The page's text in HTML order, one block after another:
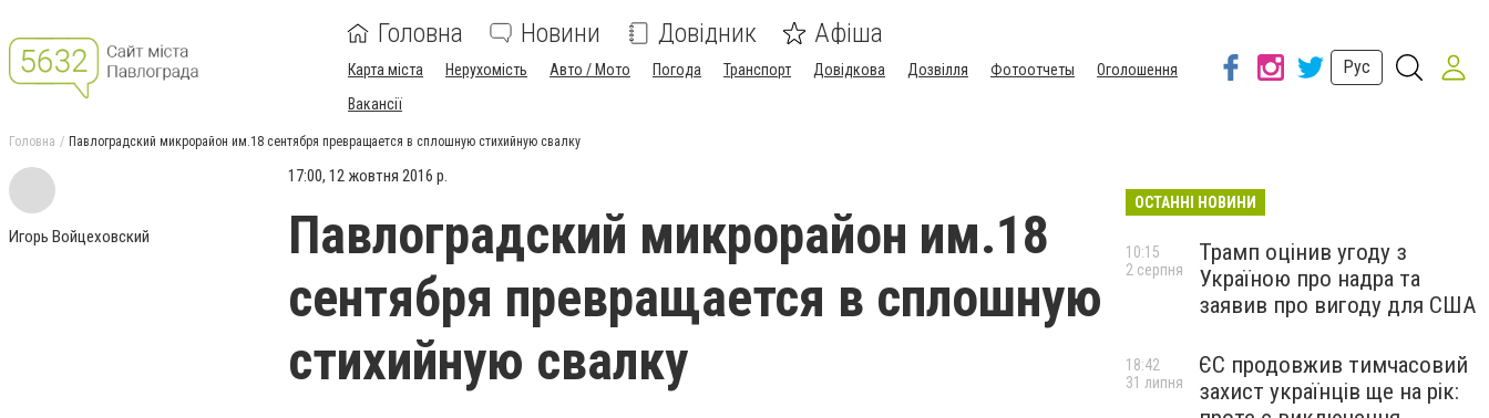
Головна Новини Довідник Афіша
Карта міста Нерухомість Авто / Мото Погода Транспорт Довідкова Дозвілля Фотоотчеты
Оголошення
Вакансії
Рус
Головна Павлоградский микрорайон им.18 сентября превращается в сплошную стихийную свалку
Игорь Войцеховский
17:00, 12 жовтня 2016 р.
Павлоградский микрорайон им.18
сентября превращается в сплошную
стихийную свалку
ОСТАННІ НОВИНИ
Трамп оцінив угоду з
Україною про надра та
заявив про вигоду для США
10:15
2 серпня
ЄС продовжив тимчасовий
захист українців ще на рік:
18:42
31 липня